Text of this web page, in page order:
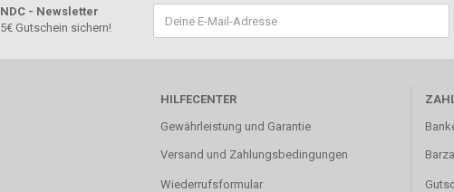
NDC - Newsletter
5€ Gutschein sichern!
HILFECENTER
Gewährleistung und Garantie
Versand und Zahlungsbedingungen
Wiederrufsformular